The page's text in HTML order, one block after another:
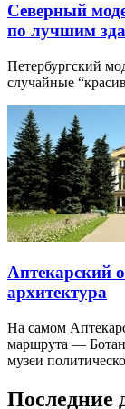
Северный
по лучшим
Петербургский
случайные
Аптекарский
архитектура
На самом
маршрута —
музеи
Последние